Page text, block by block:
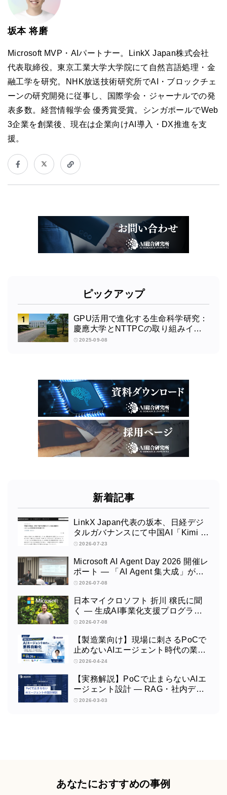
坂本 将磨
Microsoft MVP・AIパートナー。LinkX Japan株式会社
代表取締役。東京工業大学大学院にて自然言語処理・金
融工学を研究。NHK放送技術研究所でAI・ブロックチェ
ーンの研究開発に従事し、国際学会・ジャーナルでの発
表多数。経営情報学会 優秀賞受賞。シンガポールでWeb
3企業を創業後、現在は企業向けAI導入・DX推進を支
援。
ピックアップ
GPU活用で進化する生命科学研究：
慶應大学とNTTPCの取り組みイン
タビュー
2025-09-08
新着記事
LinkX Japan代表の坂本、日経デジ
タルガバナンスにて中国AI「Kimi K
3」を解説
2026-07-23
Microsoft AI Agent Day 2026 開催レ
ポート — 「AI Agent 集大成」が示
したエンタープライズAIエージェン
2026-07-08
日本マイクロソフト 折川 穣氏に聞
く — 生成AI事業化支援プログラム3
年目の現在地とPoCから本番実装へ
2026-07-08
【製造業向け】現場に刺さるPoCで
止めないAIエージェント時代の業務
自動化ウェビナーを開催します
2026-04-24
【実務解説】PoCで止まらないAIエ
ージェント設計 ― RAG・社内デー
タ連携・業務自動化ウェビナーを開
2026-03-03
あなたにおすすめの事例